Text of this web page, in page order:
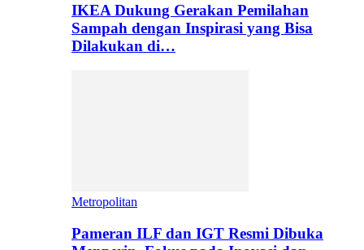
IKEA Dukung Gerakan Pemilahan
Sampah dengan Inspirasi yang Bisa
Dilakukan di…
Metropolitan
Pameran ILF dan IGT Resmi Dibuka